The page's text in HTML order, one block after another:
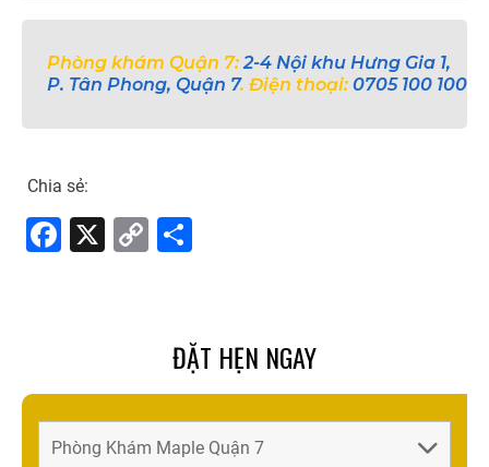
Phòng khám Quận 7: 2-4 Nội khu Hưng Gia 1,
P. Tân Phong, Quận 7. Điện thoại: 0705 100 100
Chia sẻ:
F
o
X
C
Li
k
e
ĐẶT HẸN NGAY